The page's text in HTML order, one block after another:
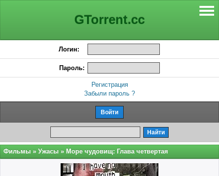
GTorrent.cc
Логин:
Пароль:
Регистрация
Забыли пароль ?
Фильмы » Ужасы » Море чудовищ: Глава четвертая